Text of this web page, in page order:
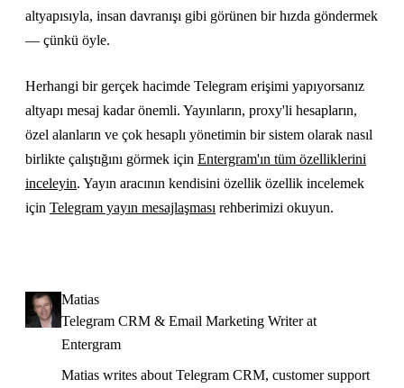
altyapısıyla, insan davranışı gibi görünen bir hızda göndermek
— çünkü öyle.
Herhangi bir gerçek hacimde Telegram erişimi yapıyorsanız
altyapı mesaj kadar önemli. Yayınların, proxy'li hesapların,
özel alanların ve çok hesaplı yönetimin bir sistem olarak nasıl
birlikte çalıştığını görmek için Entergram'ın tüm özelliklerini
inceleyin. Yayın aracının kendisini özellik özellik incelemek
için Telegram yayın mesajlaşması rehberimizi okuyun.
Matias
Telegram CRM & Email Marketing Writer at
Entergram
Matias writes about Telegram CRM, customer support